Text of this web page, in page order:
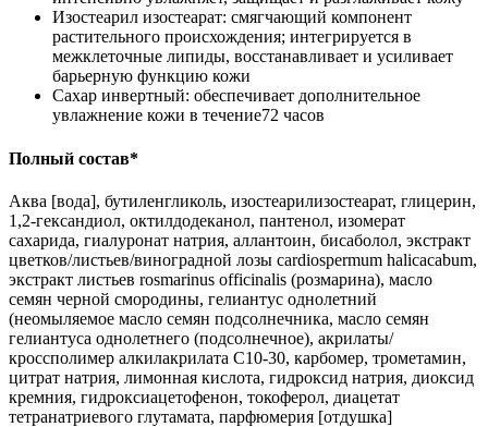
Изостеарил изостеарат: смягчающий компонент
растительного происхождения; интегрируется в
межклеточные липиды, восстанавливает и усиливает
барьерную функцию кожи
Сахар инвертный: обеспечивает дополнительное
увлажнение кожи в течение72 часов
Полный состав*
Аква [вода], бутиленгликоль, изостеарилизостеарат, глицерин,
1,2-гександиол, октилдодеканол, пантенол, изомерат
сахарида, гиалуронат натрия, аллантоин, бисаболол, экстракт
цветков/листьев/виноградной лозы cardiospermum halicacabum,
экстракт листьев rosmarinus officinalis (розмарина), масло
семян черной смородины, гелиантус однолетний
(неомыляемое масло семян подсолнечника, масло семян
гелиантуса однолетнего (подсолнечное), акрилаты/
кроссполимер алкилакрилата C10-30, карбомер, трометамин,
цитрат натрия, лимонная кислота, гидроксид натрия, диоксид
кремния, гидроксиацетофенон, токоферол, диацетат
тетранатриевого глутамата, парфюмерия [отдушка]